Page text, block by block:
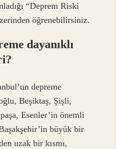
“Deprem Riski
öğrenebilirsiniz.
dayanıklı
depreme
Beşiktaş, Şişli,
Esenler’in önemli
büyük bir
uzak bir kısmı,